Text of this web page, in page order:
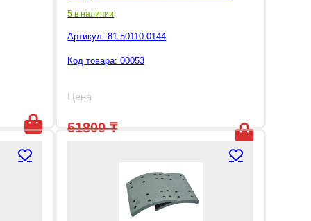
5 в наличии
Артикул:81.50110.0144
Код товара: 00053
Цена
51800₸
Первоначальная цена составляла
Текущая цена: 16000 ₸.